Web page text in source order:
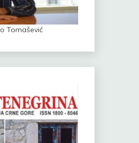
Tomašević